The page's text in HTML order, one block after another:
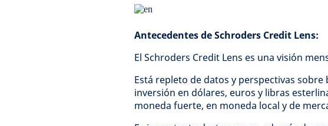
Antecedentes de Schroders Credit Lens:
El Schroders Credit Lens es una visión
Está repleto de datos y perspectivas
inversión en dólares, euros y libras
moneda fuerte, en moneda local y de